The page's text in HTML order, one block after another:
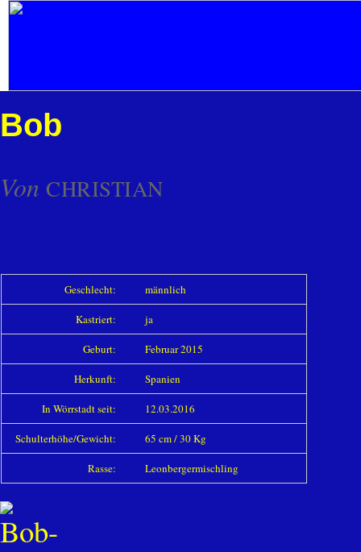
Bob
Von CHRISTIAN
Geschlecht: männlich
Kastriert: ja
Geburt: Februar 2015
Herkunft: Spanien
In Wörrstadt seit: 12.03.2016
Schulterhöhe/Gewicht: 65 cm / 30 Kg
Rasse: Leonbergermischling